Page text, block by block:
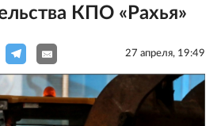
КПО «Рахья»
27 апреля, 19:49